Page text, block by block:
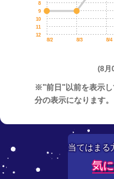
8/2 8/3 8/4
12
11
10
9
8
(8月
※"前日"以前を表示し
分の表示になります。
当てはまる
気